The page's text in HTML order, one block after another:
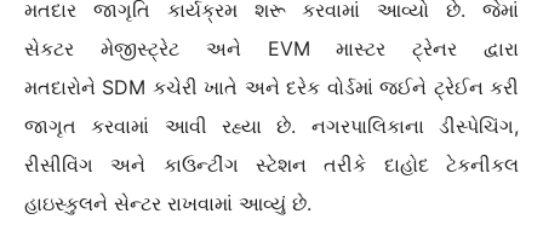
મતદાર જાગૃતિ કાર્યક્રમ શરૂ કરવામાં આવ્યો છે. જેમાં
સેકટર મેજીસ્ટ્રેટ અને EVM માસ્ટર ટ્રેનર દ્વારા
મતદારોને SDM કચેરી ખાતે અને દરેક વોર્ડમાં જઈને ટ્રેઈન કરી
જાગૃત કરવામાં આવી રહ્યા છે. નગરપાલિકાના ડીસ્પેચિંગ,
રીસીવિંગ અને કાઉન્ટીંગ સ્ટેશન તરીકે દાહોદ ટેકનીકલ
હાઇસ્કુલને સેન્ટર રાખવામાં આવ્યું છે.